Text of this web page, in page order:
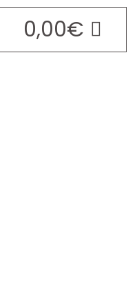
0,00€